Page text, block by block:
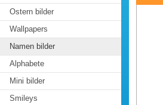
Ostern bilder
Wallpapers
Namen bilder
Alphabete
Mini bilder
Smileys